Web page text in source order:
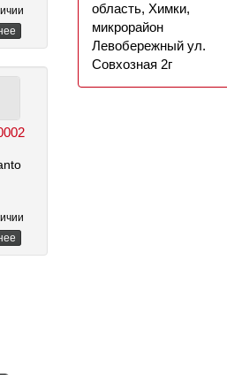
область, Химки,
микрорайон
Левобережный ул.
Совхозная 2г